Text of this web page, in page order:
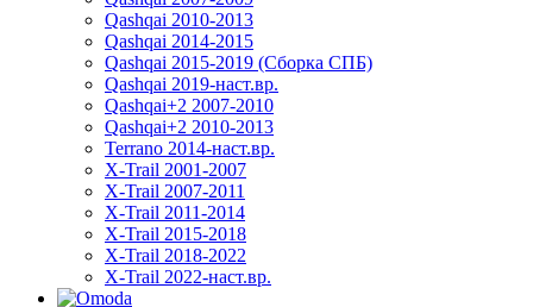
Qashqai 2010-2013
Qashqai 2014-2015
Qashqai 2015-2019 (Сборка СПБ)
Qashqai 2019-наст.вр.
Qashqai+2 2007-2010
Qashqai+2 2010-2013
Terrano 2014-наст.вр.
X-Trail 2001-2007
X-Trail 2007-2011
X-Trail 2011-2014
X-Trail 2015-2018
X-Trail 2018-2022
X-Trail 2022-наст.вр.